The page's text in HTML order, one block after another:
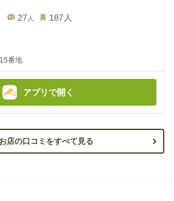
27 人 187 人
番地
アプリで開く
店の口コミをすべて見る